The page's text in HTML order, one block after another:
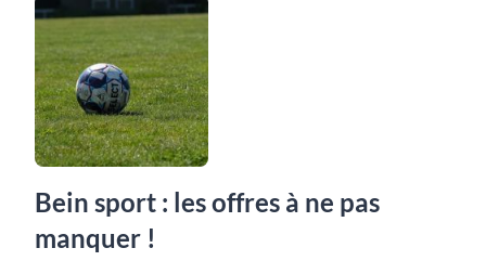
Bein sport : les offres à ne pas
manquer !